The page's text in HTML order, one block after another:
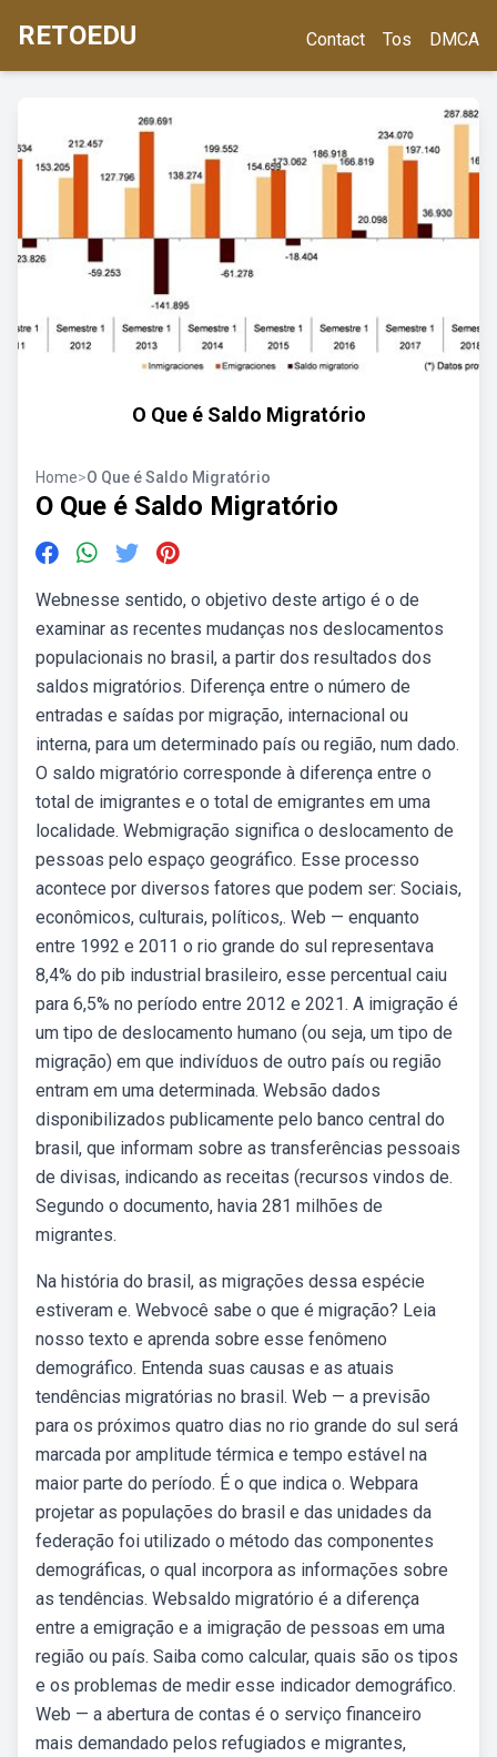
RETOEDU Contact Tos DMCA
O Que é Saldo Migratório
Home>O Que é Saldo Migratório
O Que é Saldo Migratório
Webnesse sentido, o objetivo deste artigo é o de
examinar as recentes mudanças nos deslocamentos
populacionais no brasil, a partir dos resultados dos
saldos migratórios. Diferença entre o número de
entradas e saídas por migração, internacional ou
interna, para um determinado país ou região, num dado.
O saldo migratório corresponde à diferença entre o
total de imigrantes e o total de emigrantes em uma
localidade. Webmigração significa o deslocamento de
pessoas pelo espaço geográfico. Esse processo
acontece por diversos fatores que podem ser: Sociais,
econômicos, culturais, políticos,. Web — enquanto
entre 1992 e 2011 o rio grande do sul representava
8,4% do pib industrial brasileiro, esse percentual caiu
para 6,5% no período entre 2012 e 2021. A imigração é
um tipo de deslocamento humano (ou seja, um tipo de
migração) em que indivíduos de outro país ou região
entram em uma determinada. Websão dados
disponibilizados publicamente pelo banco central do
brasil, que informam sobre as transferências pessoais
de divisas, indicando as receitas (recursos vindos de.
Segundo o documento, havia 281 milhões de
migrantes.
Na história do brasil, as migrações dessa espécie
estiveram e. Webvocê sabe o que é migração? Leia
nosso texto e aprenda sobre esse fenômeno
demográfico. Entenda suas causas e as atuais
tendências migratórias no brasil. Web — a previsão
para os próximos quatro dias no rio grande do sul será
marcada por amplitude térmica e tempo estável na
maior parte do período. É o que indica o. Webpara
projetar as populações do brasil e das unidades da
federação foi utilizado o método das componentes
demográficas, o qual incorpora as informações sobre
as tendências. Websaldo migratório é a diferença
entre a emigração e a imigração de pessoas em uma
região ou país. Saiba como calcular, quais são os tipos
e os problemas de medir esse indicador demográfico.
Web — a abertura de contas é o serviço financeiro
mais demandado pelos refugiados e migrantes,